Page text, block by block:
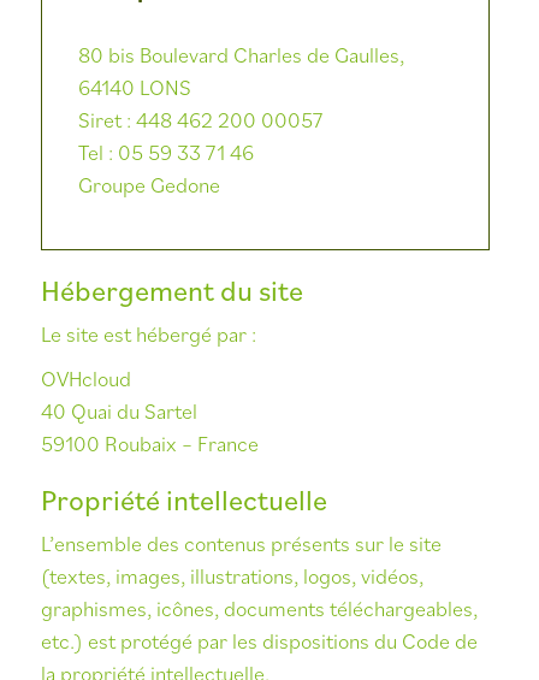
80 bis Boulevard Charles de Gaulles,
64140 LONS
Siret : 448 462 200 00057
Tel : 05 59 33 71 46
Groupe Gedone
Hébergement du site
Le site est hébergé par :
OVHcloud
40 Quai du Sartel
59100 Roubaix – France
Propriété intellectuelle
L’ensemble des contenus présents sur le site
(textes, images, illustrations, logos, vidéos,
graphismes, icônes, documents téléchargeables,
etc.) est protégé par les dispositions du Code de
la propriété intellectuelle.